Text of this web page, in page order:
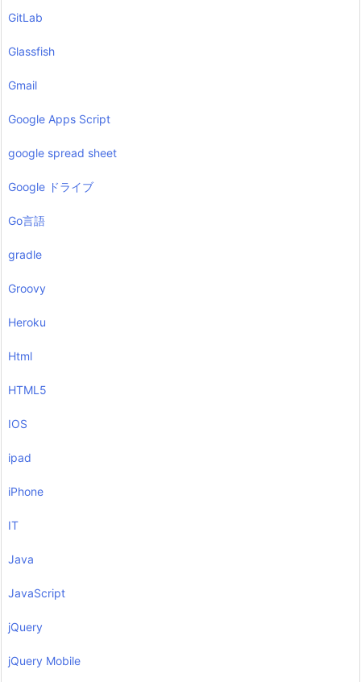
GitLab
Glassfish
Gmail
Google Apps Script
google spread sheet
Google ドライブ
Go言語
gradle
Groovy
Heroku
Html
HTML5
IOS
ipad
iPhone
IT
Java
JavaScript
jQuery
jQuery Mobile